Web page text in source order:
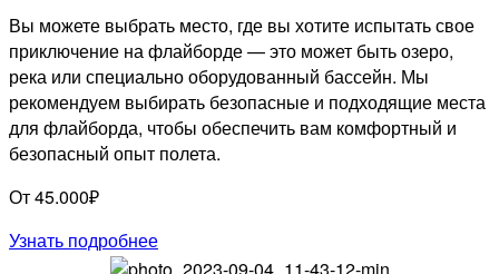
Вы можете выбрать место, где вы хотите испытать свое
приключение на флайборде — это может быть озеро,
река или специально оборудованный бассейн. Мы
рекомендуем выбирать безопасные и подходящие места
для флайборда, чтобы обеспечить вам комфортный и
безопасный опыт полета.
От 45.000₽
Узнать подробнее